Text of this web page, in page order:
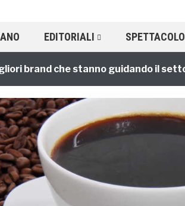
EDITORIALI SPETTACOLO
che stanno guidando il settore